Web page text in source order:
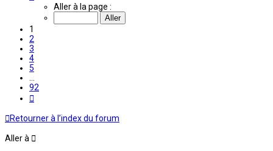
Aller à la page :
1
2
3
4
5
92
Retourner à l’index du forum
Aller à